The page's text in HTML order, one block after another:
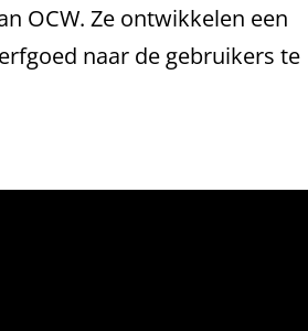
OCW. Ze ontwikkelen een
naar de gebruikers te